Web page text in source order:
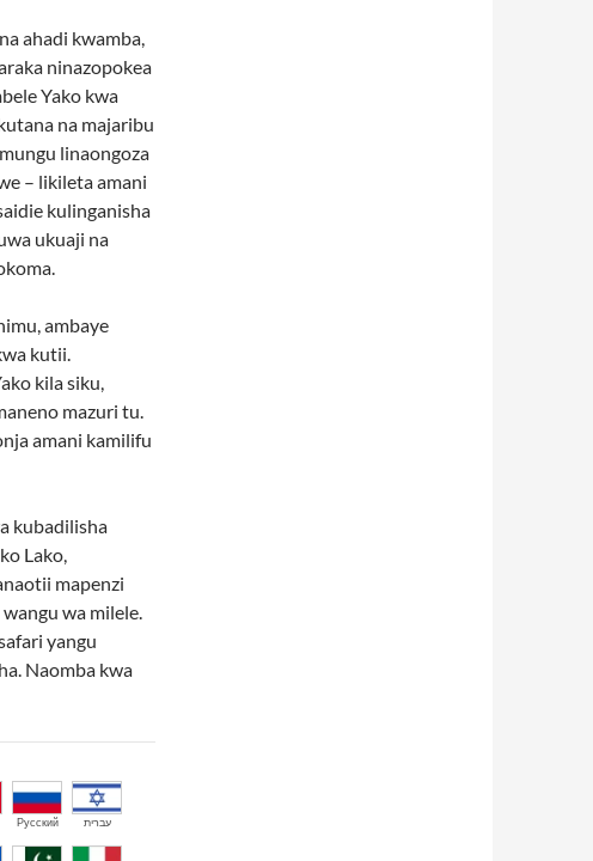
ahadi kwamba,
ninazopokea
Yako kwa
na majaribu
linaongoza
– likileta amani
kulinganisha
ukuaji na
ambaye
kutii.
kila siku,
mazuri tu.
amani kamilifu
kubadilisha
Lako,
mapenzi
wa milele.
yangu
Naomba kwa
Русский עברית